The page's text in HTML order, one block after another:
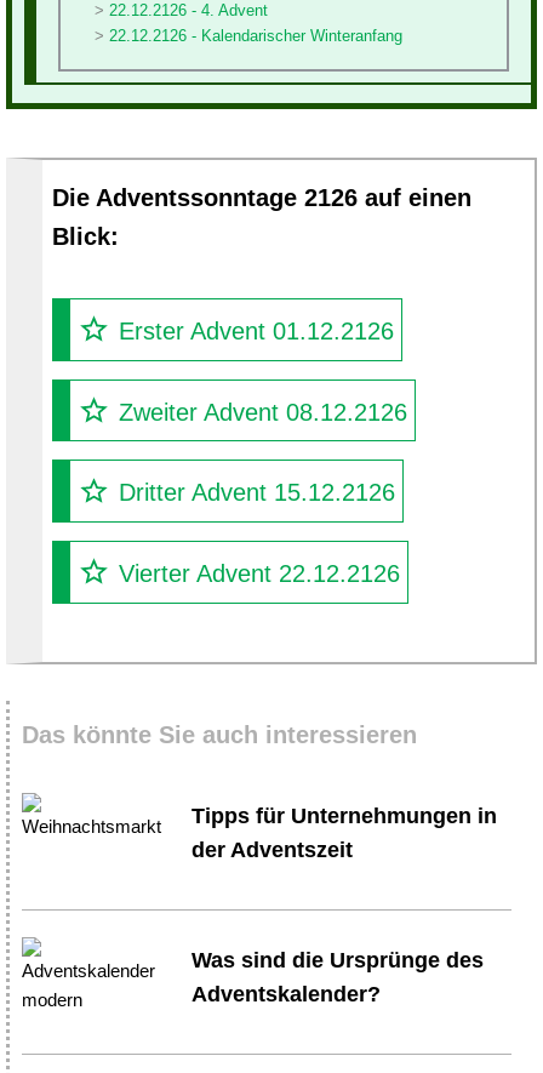
22.12.2126 - 4. Advent
22.12.2126 - Kalendarischer Winteranfang
Die Adventssonntage 2126 auf einen
Blick:
Erster Advent 01.12.2126
Zweiter Advent 08.12.2126
Dritter Advent 15.12.2126
Vierter Advent 22.12.2126
Das könnte Sie auch interessieren
Tipps für Unternehmungen in
der Adventszeit
Was sind die Ursprünge des
Adventskalender?